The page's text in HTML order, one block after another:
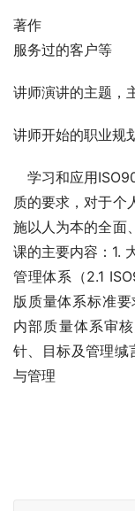
著作
服务过的客户等
讲师演讲的主题，
讲师开始的职业规
学习和应用
质的要求，对于个
施以人为本的全面
课的主要内容：1.
管理体系（2.1
版质量体系标准
内部质量体系审
针、目标及管理
与管理
某大学生
2009